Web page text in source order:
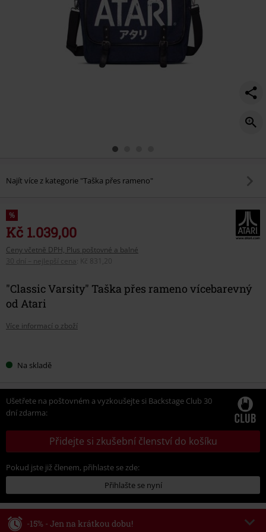
Najít více z kategorie "Taška přes rameno"
%
Kč 1.039,00
Ceny včetně DPH, Plus poštovné a balné
30 dní – nejlepší cena
Kč 831,20
"Classic Varsity" Taška přes rameno vícebarevný
od Atari
Více informací o zboží
si Na skladě
Ušetřete na poštovném a vyzkoušejte si Backstage Club 30
dní zdarma:
Přidejte si zkušební členství do košíku
Pokud jste již členem, přihlaste se zde:
Přihlašte se nyní
-15% - Jen na krátkou dobu!